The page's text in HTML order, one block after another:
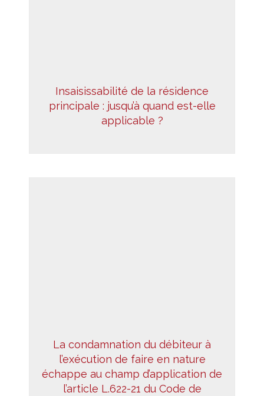
Insaisissabilité de la résidence
principale : jusqu’à quand est-elle
applicable ?
La condamnation du débiteur à
l’exécution de faire en nature
échappe au champ d’application de
l’article L.622-21 du Code de